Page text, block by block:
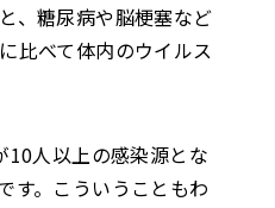
、糖尿病や脳梗塞など
比べて体内のウイルス
10人以上の感染源とな
す。こういうこともわ